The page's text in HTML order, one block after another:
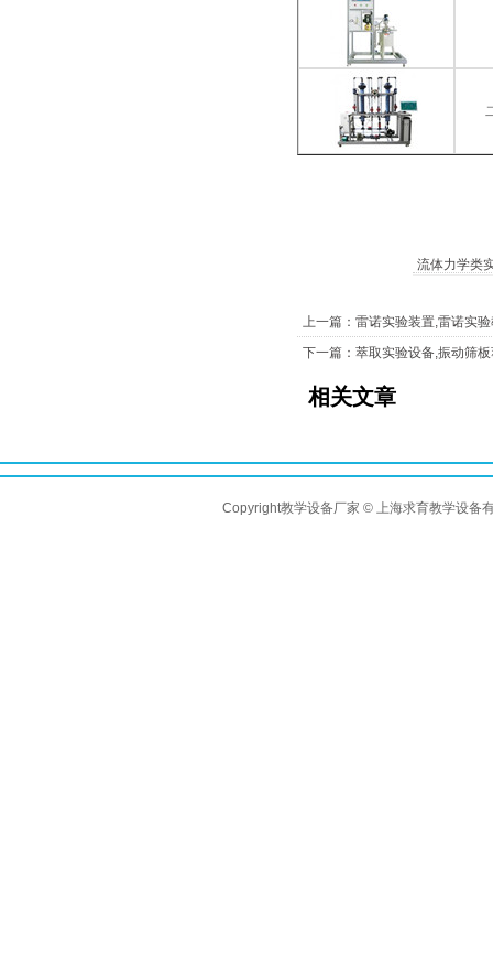
流体力学类
上一篇：雷诺实验装置,雷诺实
下一篇：萃取实验设备,振动筛
相关文章
Copyright教学设备厂家 © 上海求育教学设备